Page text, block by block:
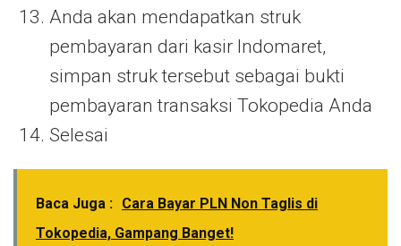
Anda akan mendapatkan struk
pembayaran dari kasir Indomaret,
simpan struk tersebut sebagai bukti
pembayaran transaksi Tokopedia Anda
Selesai
Baca Juga : Cara Bayar PLN Non Taglis di
Tokopedia, Gampang Banget!